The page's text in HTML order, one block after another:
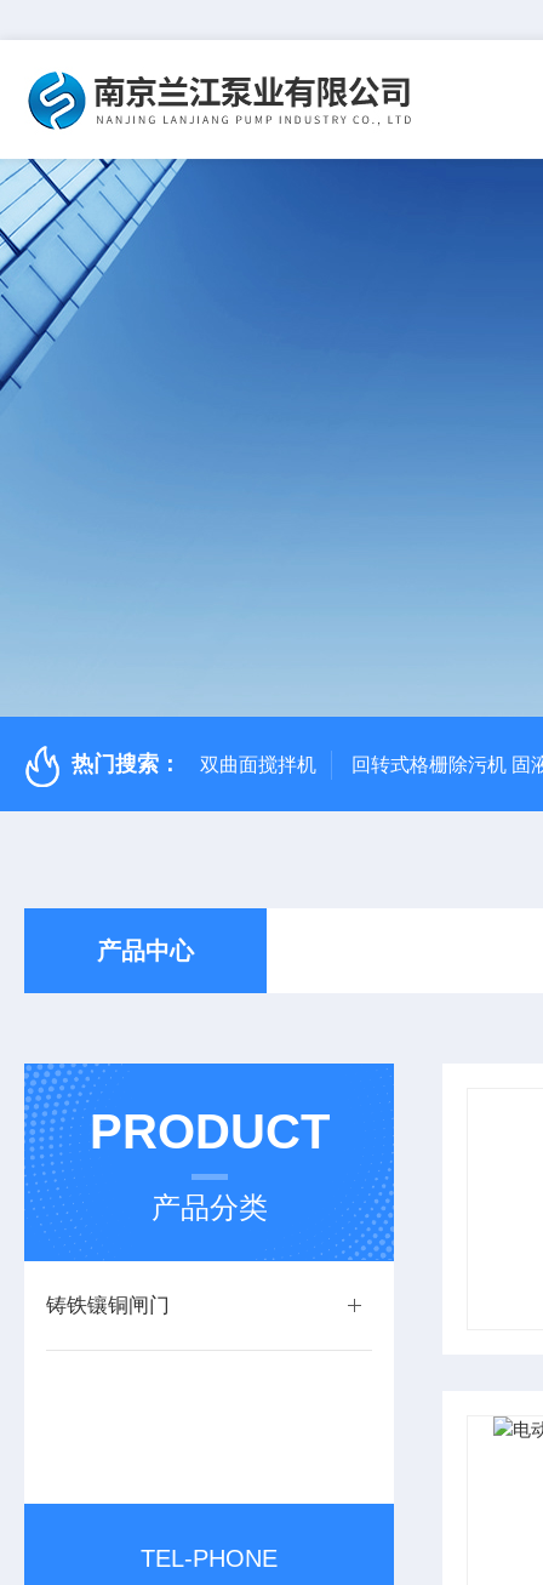
热门搜索： 双曲面搅拌机 回转式格栅除污机 固
产品中心
PRODUCT
产品分类
铸铁镶铜闸门
TEL-PHONE